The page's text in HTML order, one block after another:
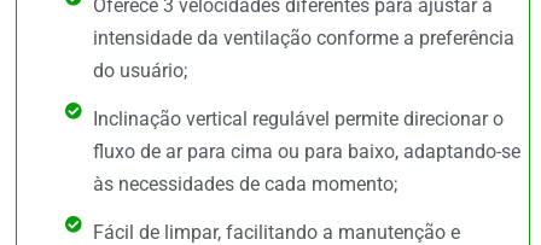
Oferece 3 velocidades diferentes para ajustar a
intensidade da ventilação conforme a preferência
do usuário;
Inclinação vertical regulável permite direcionar o
fluxo de ar para cima ou para baixo, adaptando-se
às necessidades de cada momento;
Fácil de limpar, facilitando a manutenção e